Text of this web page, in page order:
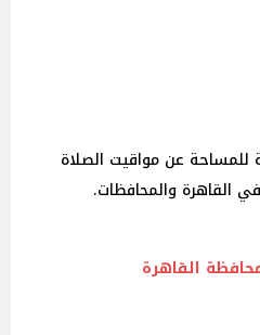
للمساحة عن مواقيت الصلاة
القاهرة